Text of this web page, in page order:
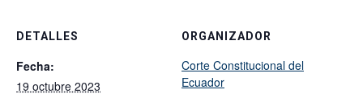
DETALLES
Fecha:
19 octubre 2023
ORGANIZADOR
Corte Constitucional del
Ecuador